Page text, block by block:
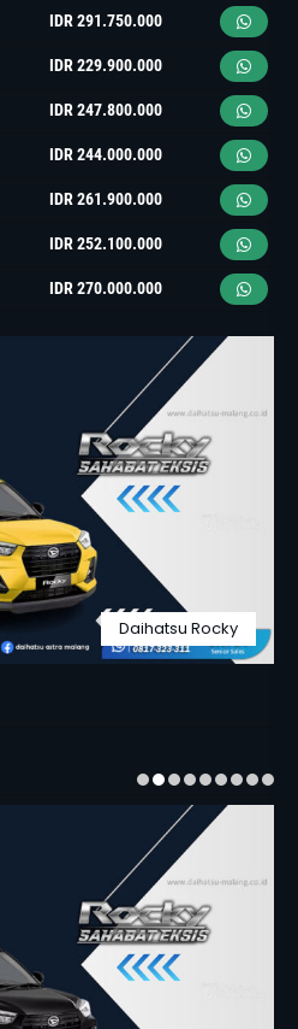
IDR 291.750.000
IDR 229.900.000
IDR 247.800.000
IDR 244.000.000
IDR 261.900.000
IDR 252.100.000
IDR 270.000.000
Daihatsu Rocky